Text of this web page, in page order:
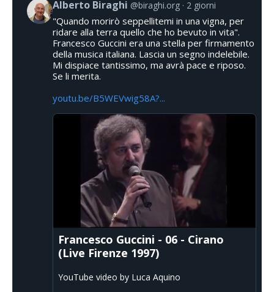
Alberto Biraghi @biraghi.org 2 giorni
"Quando morirò seppellitemi in una vigna, per
ridare alla terra quello che ho bevuto in vita".
Francesco Guccini era una stella per firmamento
della musica italiana. Lascia un segno indelebile.
Mi dispiace tantissimo, ma avrà pace e riposo.
Se li merita.
youtu.be/B5WEVwig58A?...
Francesco Guccini - 06 - Cirano
(Live Firenze 1997)
YouTube video by Luca Aquino